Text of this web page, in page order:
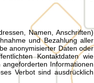
Namen, Anschriften)
und Bezahlung aller
anonymisierter Daten oder
Kontaktdaten wie
Informationen
Verbot sind ausdrücklich